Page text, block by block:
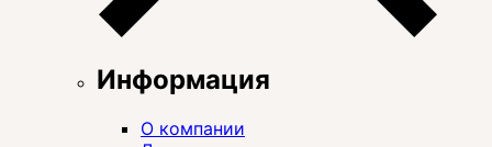
Информация
О компании